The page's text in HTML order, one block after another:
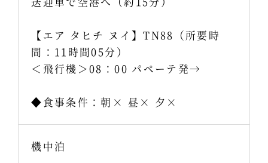
【エア タヒチ ヌイ】TN88（所要時
間：11時間05分）
＜飛行機＞08：00 パペーテ発→
◆食事条件：朝× 昼× 夕×
機中泊